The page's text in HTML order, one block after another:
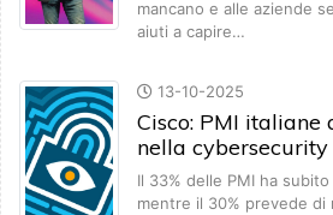
mancano e alle aziende
aiuti a capire…
13-10-2025
Cisco: PMI italiane
nella cybersecurity
Il 33% delle PMI ha subito
mentre il 30% prevede di